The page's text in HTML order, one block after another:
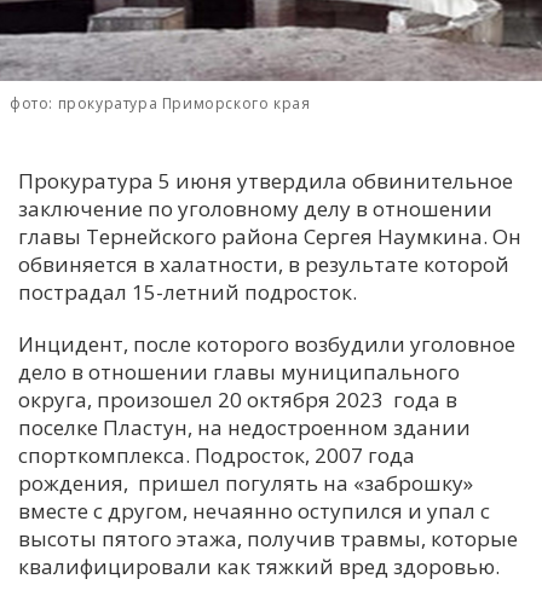
И
К
М
Н
Т
У
Х
Я
фото: прокуратура Приморского края
Прокуратура 5 июня утвердила обвинительное
заключение по уголовному делу в отношении
главы Тернейского района Сергея Наумкина. Он
обвиняется в халатности, в результате которой
пострадал 15-летний подросток.
Инцидент, после которого возбудили уголовное
дело в отношении главы муниципального
округа, произошел 20 октября 2023 года в
поселке Пластун, на недостроенном здании
спорткомплекса. Подросток, 2007 года
рождения, пришел погулять на «заброшку»
вместе с другом, нечаянно оступился и упал с
высоты пятого этажа, получив травмы, которые
квалифицировали как тяжкий вред здоровью.